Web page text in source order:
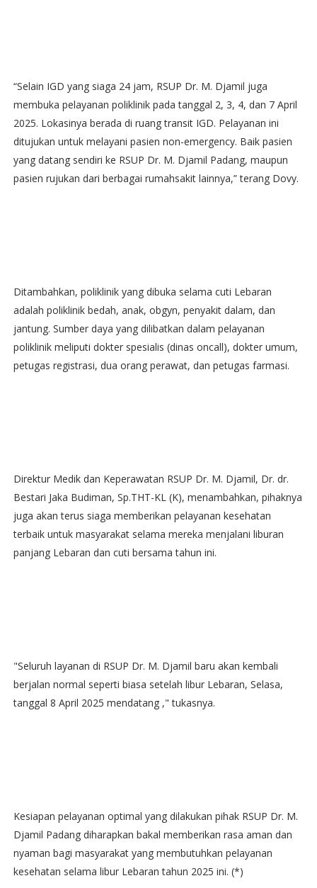
“Selain IGD yang siaga 24 jam, RSUP Dr. M. Djamil juga
membuka pelayanan poliklinik pada tanggal 2, 3, 4, dan 7 April
2025. Lokasinya berada di ruang transit IGD. Pelayanan ini
ditujukan untuk melayani pasien non-emergency. Baik pasien
yang datang sendiri ke RSUP Dr. M. Djamil Padang, maupun
pasien rujukan dari berbagai rumahsakit lainnya,” terang Dovy.
Ditambahkan, poliklinik yang dibuka selama cuti Lebaran
adalah poliklinik bedah, anak, obgyn, penyakit dalam, dan
jantung. Sumber daya yang dilibatkan dalam pelayanan
poliklinik meliputi dokter spesialis (dinas oncall), dokter umum,
petugas registrasi, dua orang perawat, dan petugas farmasi.
Direktur Medik dan Keperawatan RSUP Dr. M. Djamil, Dr. dr.
Bestari Jaka Budiman, Sp.THT-KL (K), menambahkan, pihaknya
juga akan terus siaga memberikan pelayanan kesehatan
terbaik untuk masyarakat selama mereka menjalani liburan
panjang Lebaran dan cuti bersama tahun ini.
"Seluruh layanan di RSUP Dr. M. Djamil baru akan kembali
berjalan normal seperti biasa setelah libur Lebaran, Selasa,
tanggal 8 April 2025 mendatang ," tukasnya.
Kesiapan pelayanan optimal yang dilakukan pihak RSUP Dr. M.
Djamil Padang diharapkan bakal memberikan rasa aman dan
nyaman bagi masyarakat yang membutuhkan pelayanan
kesehatan selama libur Lebaran tahun 2025 ini. (*)